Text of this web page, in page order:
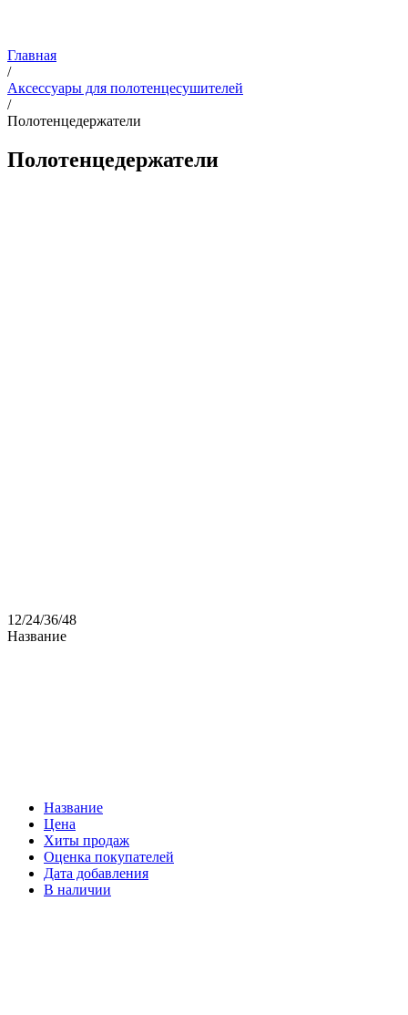
Главная
/
Аксессуары для полотенцесушителей
/
Полотенцедержатели
Полотенцедержатели
12/24/36/48
Название
Название
Цена
Хиты продаж
Оценка покупателей
Дата добавления
В наличии